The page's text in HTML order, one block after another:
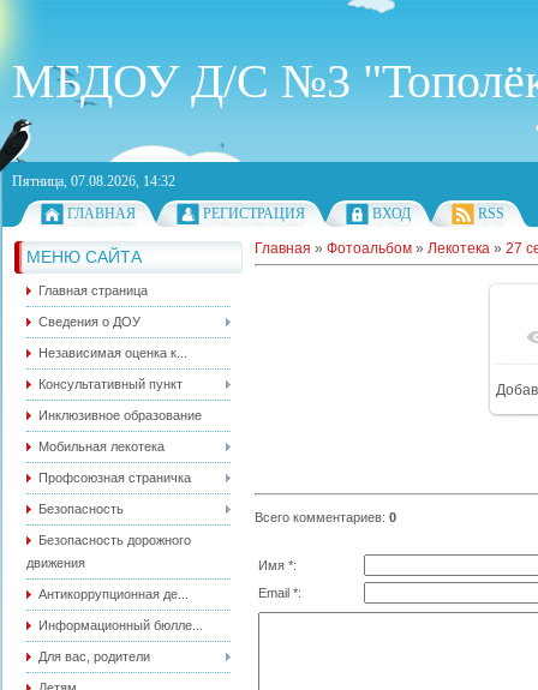
МБДОУ Д/С №3
Пятница, 07.08.2026, 14:32
ГЛАВНАЯ
РЕГИСТРАЦИЯ ВХОД RSS
МЕНЮ САЙТА
Главная страница
Сведения о ДОУ
Независимая оценка к...
Консультативный пункт
Инклюзивное образование
Мобильная лекотека
Профсоюзная страничка
Безопасность
Безопасность дорожного
движения
Антикоррупционная де...
Информационный бюлле...
Для вас, родители
Главная » Фотоальбом » Лекотека » 27
Всего комментариев: 0
Имя *:
Email *: